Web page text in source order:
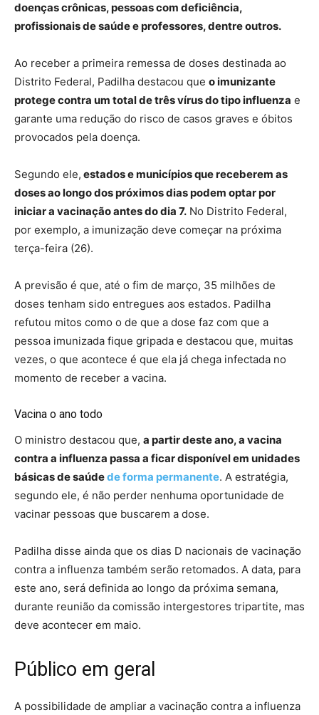
doenças crônicas, pessoas com deficiência,
profissionais de saúde e professores, dentre outros.
Ao receber a primeira remessa de doses destinada ao
Distrito Federal, Padilha destacou que o imunizante
protege contra um total de três vírus do tipo influenza e
garante uma redução do risco de casos graves e óbitos
provocados pela doença.
Segundo ele, estados e municípios que receberem as
doses ao longo dos próximos dias podem optar por
iniciar a vacinação antes do dia 7. No Distrito Federal,
por exemplo, a imunização deve começar na próxima
terça-feira (26).
A previsão é que, até o fim de março, 35 milhões de
doses tenham sido entregues aos estados. Padilha
refutou mitos como o de que a dose faz com que a
pessoa imunizada fique gripada e destacou que, muitas
vezes, o que acontece é que ela já chega infectada no
momento de receber a vacina.
Vacina o ano todo
O ministro destacou que, a partir deste ano, a vacina
contra a influenza passa a ficar disponível em unidades
básicas de saúdede forma permanente. A estratégia,
segundo ele, é não perder nenhuma oportunidade de
vacinar pessoas que buscarem a dose.
Padilha disse ainda que os dias D nacionais de vacinação
contra a influenza também serão retomados. A data, para
este ano, será definida ao longo da próxima semana,
durante reunião da comissão intergestores tripartite, mas
deve acontecer em maio.
Público em geral
A possibilidade de ampliar a vacinação contra a influenza